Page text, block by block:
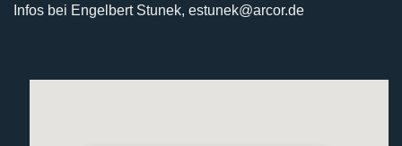
Infos bei Engelbert Stunek, estunek@arcor.de